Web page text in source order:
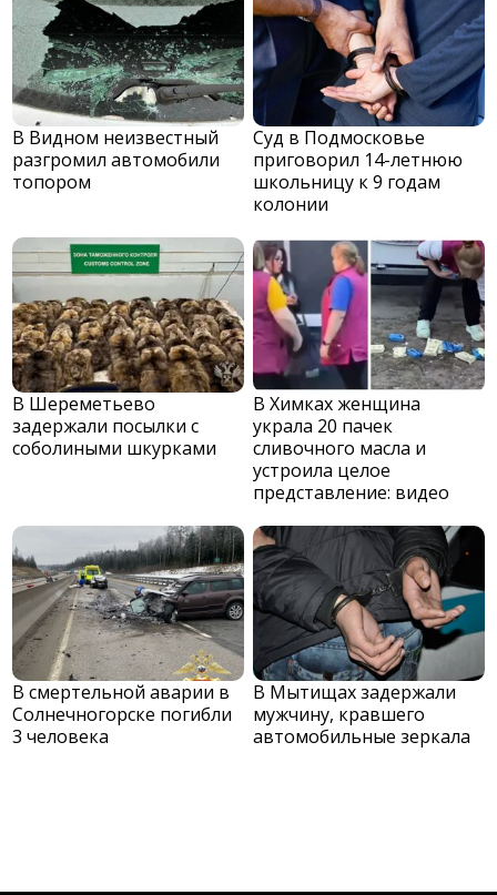
В Видном неизвестный
разгромил автомобили
топором
Суд в Подмосковье
приговорил 14-летнюю
школьницу к 9 годам
колонии
В Шереметьево
задержали посылки с
соболиными шкурками
В Химках женщина
украла 20 пачек
сливочного масла и
устроила целое
представление: видео
В смертельной аварии в
Солнечногорске погибли
3 человека
В Мытищах задержали
мужчину, кравшего
автомобильные зеркала